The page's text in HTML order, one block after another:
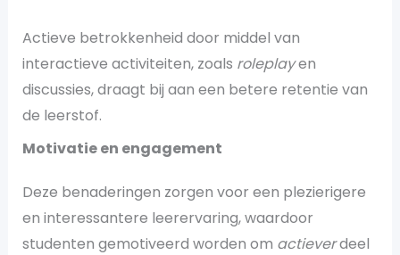
Actieve betrokkenheid door middel van
interactieve activiteiten, zoals roleplayen
discussies, draagt bij aan een betere retentie van
de leerstof.
Motivatie en engagement
Deze benaderingen zorgen voor een plezierigere
en interessantere leerervaring, waardoor
studenten gemotiveerd worden om actieverdeel